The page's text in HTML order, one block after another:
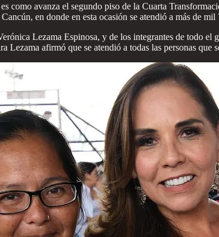
como avanza el segundo piso de la Cuarta
en donde en esta ocasión se atendió a más de mil
Lezama Espinosa, y de los integrantes de todo el
afirmó que se atendió a todas las personas que